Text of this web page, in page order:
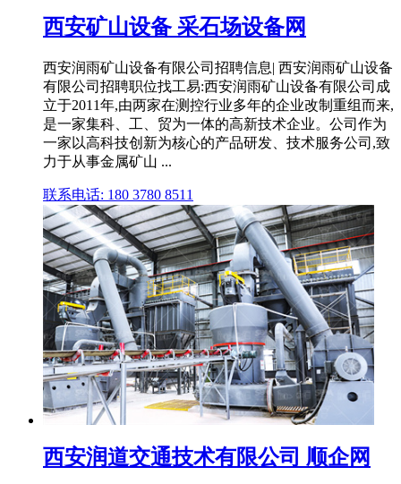
西安矿山设备 采石场设备网
西安润雨矿山设备有限公司招聘信息| 西安润雨矿山设备
有限公司招聘职位找工易:西安润雨矿山设备有限公司成
立于2011年,由两家在测控行业多年的企业改制重组而来,
是一家集科、工、贸为一体的高新技术企业。公司作为
一家以高科技创新为核心的产品研发、技术服务公司,致
力于从事金属矿山 ...
联系电话: 180 3780 8511
西安润道交通技术有限公司 顺企网